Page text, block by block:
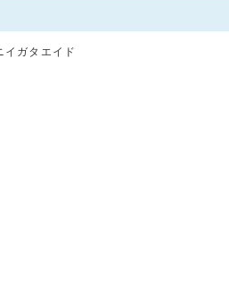
ガタエイド